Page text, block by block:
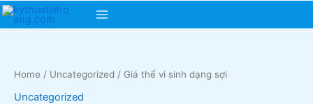
Skip
Main
Home / Uncategorized / Giá thể vi sinh dạng sợi
Uncategorized